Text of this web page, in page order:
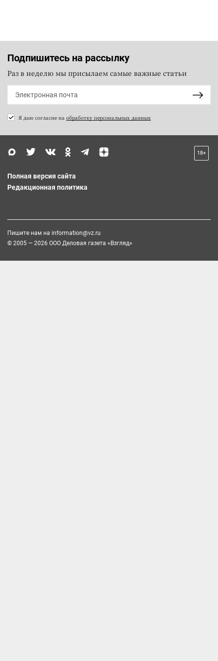
Подпишитесь на рассылку
Раз в неделю мы присылаем самые важные статьи
Я даю согласие на обработку персональных данных
18+
Полная версия сайта
Редакционная политика
Пишите нам на information@vz.ru
© 2005 — 2026 ООО Деловая газета «Взгляд»